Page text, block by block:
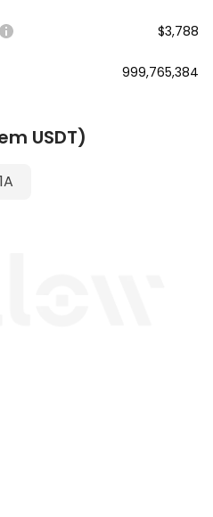
$3,788
999,765,384
USDT)
1A